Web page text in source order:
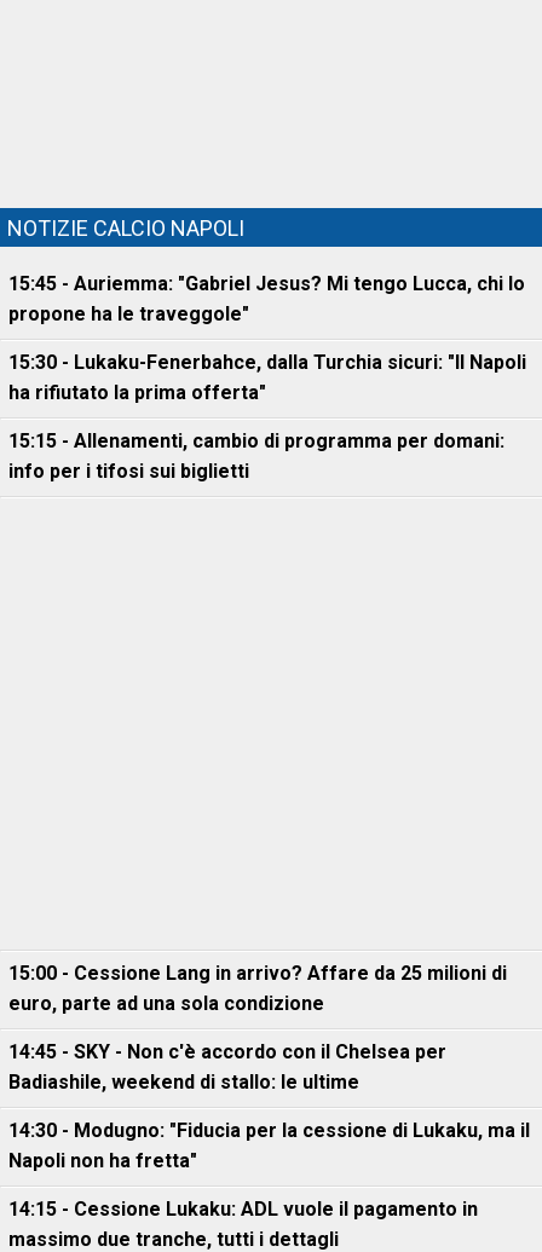
NOTIZIE CALCIO NAPOLI
15:45 - Auriemma: "Gabriel Jesus? Mi tengo Lucca, chi lo
propone ha le traveggole"
15:30 - Lukaku-Fenerbahce, dalla Turchia sicuri: "Il Napoli
ha rifiutato la prima offerta"
15:15 - Allenamenti, cambio di programma per domani:
info per i tifosi sui biglietti
15:00 - Cessione Lang in arrivo? Affare da 25 milioni di
euro, parte ad una sola condizione
14:45 - SKY - Non c'è accordo con il Chelsea per
Badiashile, weekend di stallo: le ultime
14:30 - Modugno: "Fiducia per la cessione di Lukaku, ma il
Napoli non ha fretta"
14:15 - Cessione Lukaku: ADL vuole il pagamento in
massimo due tranche, tutti i dettagli